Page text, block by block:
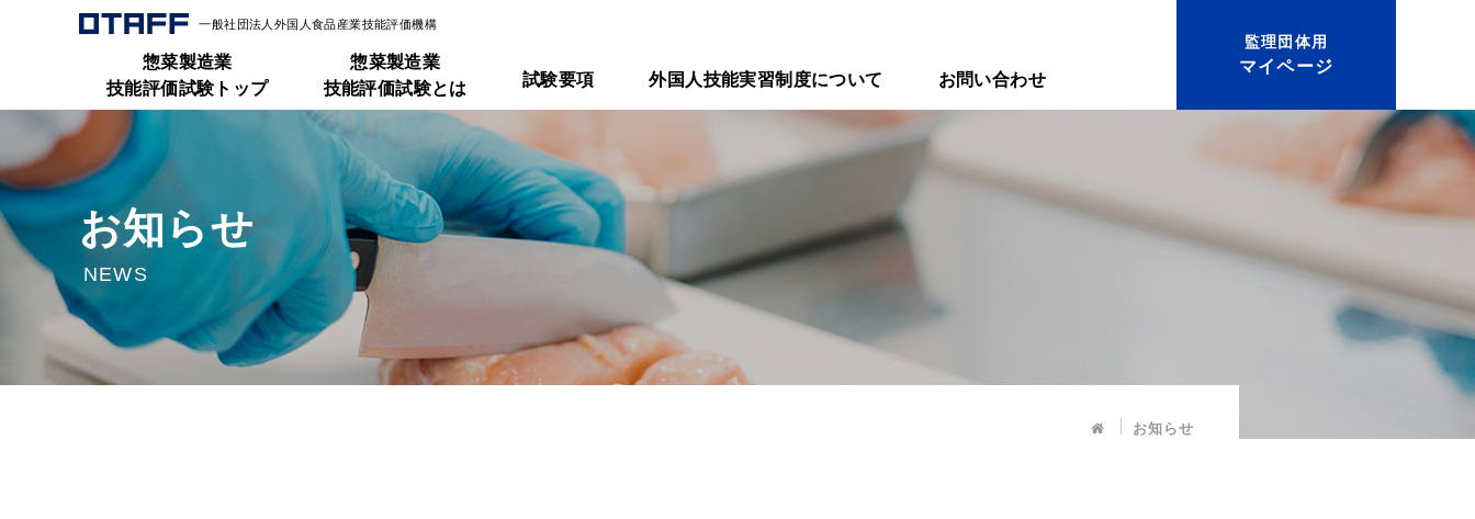
一般社団法人外国人食品産業技能評価機構
惣菜製造業
技能評価試験トップ
惣菜製造業
技能評価試験とは
試験要項 外国人技能実習制度について お問い合わせ
監理団体用
マイページ
お知らせ
お知らせ
NEWS